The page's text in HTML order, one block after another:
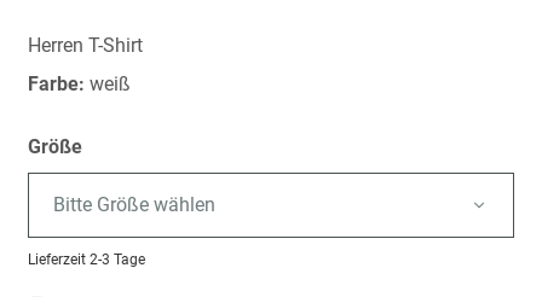
springen
Herren T-Shirt
Farbe: weiß
Größe
Bitte Größe wählen
Lieferzeit 2-3 Tage